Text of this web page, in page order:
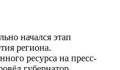
начался этап
региона.
ресурса на пресс-